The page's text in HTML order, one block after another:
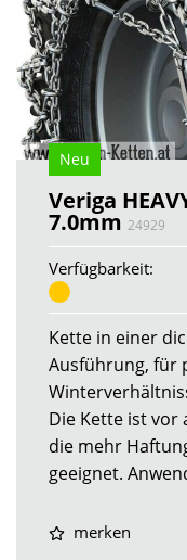
Neu
Veriga
7.0mm 24929
Verfügbarkeit:
Kette in einer
Ausführung, für
Die Kette ist vor
die mehr
geeignet.
merken